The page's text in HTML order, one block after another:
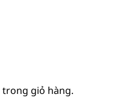
trong giỏ hàng.